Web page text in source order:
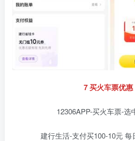
7 买火车票优惠
12306APP-买火车票-选
建行生活-支付买100-10元 每